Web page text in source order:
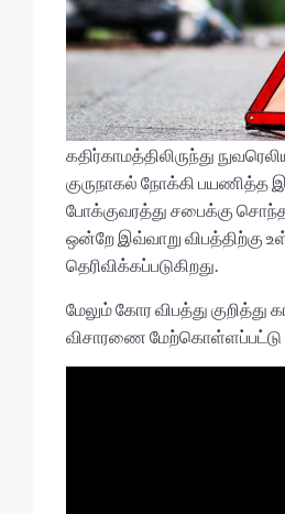
கதிர்காமத்திலிருந்து
குருநாகல் நோக்கி
போக்குவரத்து சபைக்கு
ஒன்றே இவ்வாறு விபத்திற்கு
தெரிவிக்கப்படுகிறது.
மேலும் கோர விபத்து குறித்து
விசாரணை மேற்கொள்ளப்பட்டு